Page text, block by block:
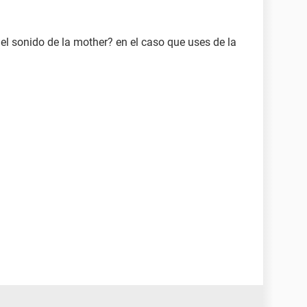
ICH5 - AC'97 Audio Controller [A-2/A-3] PCI
sonido de la mother? en el caso que uses de la